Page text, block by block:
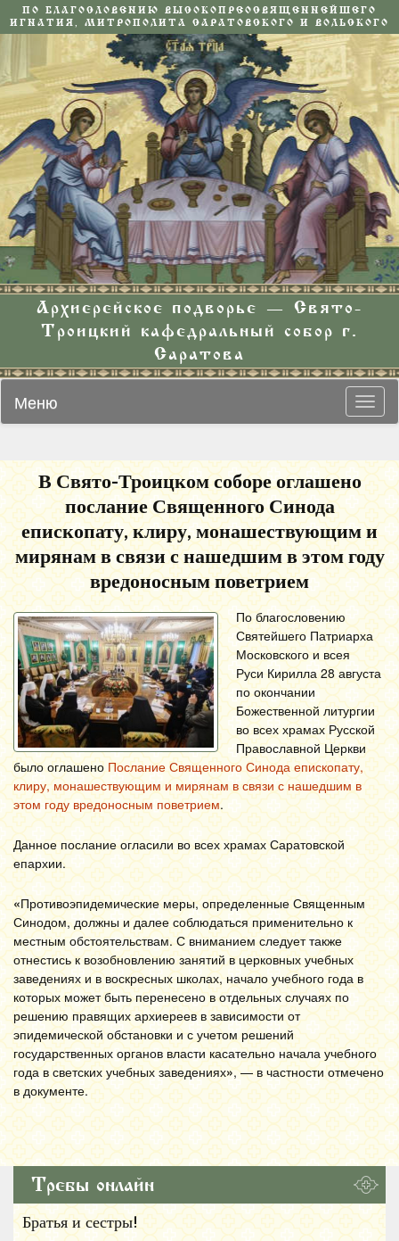
ПО БЛАГОСЛОВЕНИЮ ВЫСОКОПРЕОСВЯЩЕННЕЙШЕГО
ИГНАТИЯ, МИТРОПОЛИТА САРАТОВСКОГО И ВОЛЬСКОГО
Архиерейское подворье — Свято-
Троицкий кафедральный собор г.
Саратова
Меню
В Свято-Троицком соборе оглашено
послание Священного Синода
епископату, клиру, монашествующим и
мирянам в связи с нашедшим в этом году
вредоносным поветрием
По благословению
Святейшего Патриарха
Московского и всея
Руси Кирилла 28 августа
по окончании
Божественной литургии
во всех храмах Русской
Православной Церкви
было оглашено Послание Священного Синода епископату,
клиру, монашествующим и мирянам в связи с нашедшим в
этом году вредоносным поветрием.
Данное послание огласили во всех храмах Саратовской
епархии.
«Противоэпидемические меры, определенные Священным
Синодом, должны и далее соблюдаться применительно к
местным обстоятельствам. С вниманием следует также
отнестись к возобновлению занятий в церковных учебных
заведениях и в воскресных школах, начало учебного года в
которых может быть перенесено в отдельных случаях по
решению правящих архиереев в зависимости от
эпидемической обстановки и с учетом решений
государственных органов власти касательно начала учебного
года в светских учебных заведениях», — в частности отмечено
в документе.
Требы онлайн
Братья и сестры!